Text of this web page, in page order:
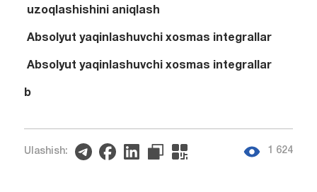
uzoqlashishini aniqlash
Absolyut yaqinlashuvchi xosmas integrallar
Absolyut yaqinlashuvchi xosmas integrallar
b
Ulashish: 1 624